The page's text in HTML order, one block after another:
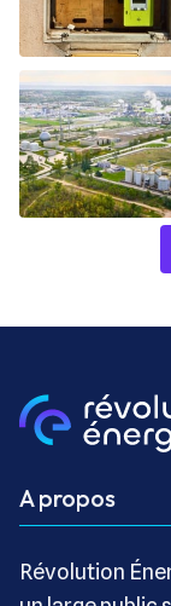
A propos
Révolution